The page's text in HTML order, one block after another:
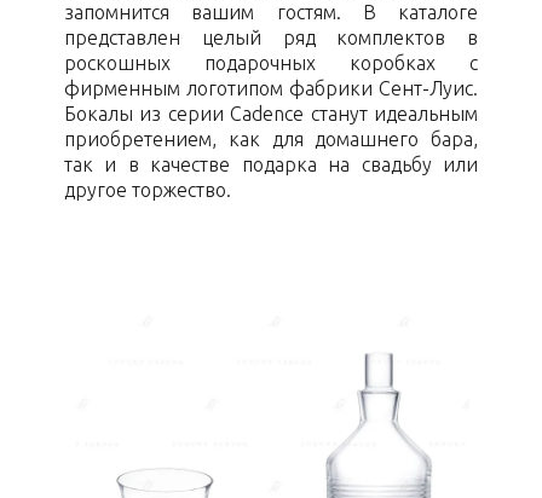
запомнится вашим гостям. В каталоге
представлен целый ряд комплектов в
роскошных подарочных коробках с
фирменным логотипом фабрики Сент-Луис.
Бокалы из серии Cadence станут идеальным
приобретением, как для домашнего бара,
так и в качестве подарка на свадьбу или
другое торжество.